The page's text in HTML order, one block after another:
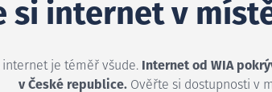
si internet v
internet je téměř všude.
Internet od WIA
v České republice.Ověřte si dostupnosti v